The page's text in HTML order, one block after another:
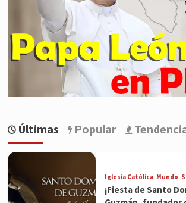
Últimas Popular
Iglesia Católica Mundo
¡Fiesta de Santo